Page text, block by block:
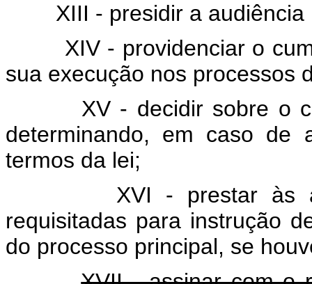
XIII - presidir a
XIV - providenciar o
sua execução nos processos
XV - decidir sobre o
determinando, em caso de
termos da lei;
XVI - prestar às
requisitadas para instrução
do processo principal, se